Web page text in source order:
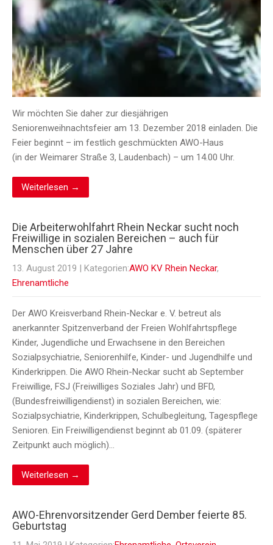
Wir möchten Sie daher zur diesjährigen
Seniorenweihnachtsfeier am 13. Dezember 2018 einladen. Die
Feier beginnt – im festlich geschmückten AWO-Haus
(in der Weimarer Straße 3, Laudenbach) – um 14.00 Uhr.
Weiterlesen →
Die Arbeiterwohlfahrt Rhein Neckar sucht noch
Freiwillige in sozialen Bereichen – auch für
Menschen über 27 Jahre
13. August 2019 | Kategorien:AWO KV Rhein Neckar,
Ehrenamtliche
Der AWO Kreisverband Rhein-Neckar e. V. betreut als
anerkannter Spitzenverband der Freien Wohlfahrtspflege
Kinder, Jugendliche und Erwachsene in den Bereichen
Sozialpsychiatrie, Seniorenhilfe, Kinder- und Jugendhilfe und
Kinderkrippen. Die AWO Rhein-Neckar sucht ab September
Freiwillige, FSJ (Freiwilliges Soziales Jahr) und BFD,
(Bundesfreiwilligendienst) in sozialen Bereichen, wie:
Sozialpsychiatrie, Kinderkrippen, Schulbegleitung, Tagespflege
Senioren. Ein Freiwilligendienst beginnt ab 01.09. (späterer
Zeitpunkt auch möglich)…
Weiterlesen →
AWO-Ehrenvorsitzender Gerd Dember feierte 85.
Geburtstag